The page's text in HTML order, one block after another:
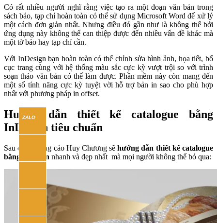
Có rất nhiều người nghĩ rằng việc tạo ra một đoạn văn bản trong
sách báo, tạp chí hoàn toàn có thể sử dụng Microsoft Word để xử lý
một cách đơn giản nhất. Nhưng điều đó gần như là không thể bởi
ứng dụng này không thể can thiệp được đến nhiều vấn đề khác mà
một tờ báo hay tạp chí cần.
Với InDesign bạn hoàn toàn có thể chỉnh sửa hình ảnh, họa tiết, bố
cục trang cùng với hệ thống màu sắc cực kỳ vượt trội so với trình
soạn thảo văn bản có thể làm được. Phần mềm này còn mang đến
một số tính năng cực kỳ tuyệt vời hỗ trợ bản in sao cho phù hợp
nhất với phương pháp in offset.
Hướng dẫn thiết kế catalogue bằng
InDesign tiêu chuẩn
Sau đây Quảng cáo Huy Chương sẽhướng dẫn thiết kế catalogue
bằng indesign nhanh và đẹp nhất mà mọi người không thể bỏ qua: